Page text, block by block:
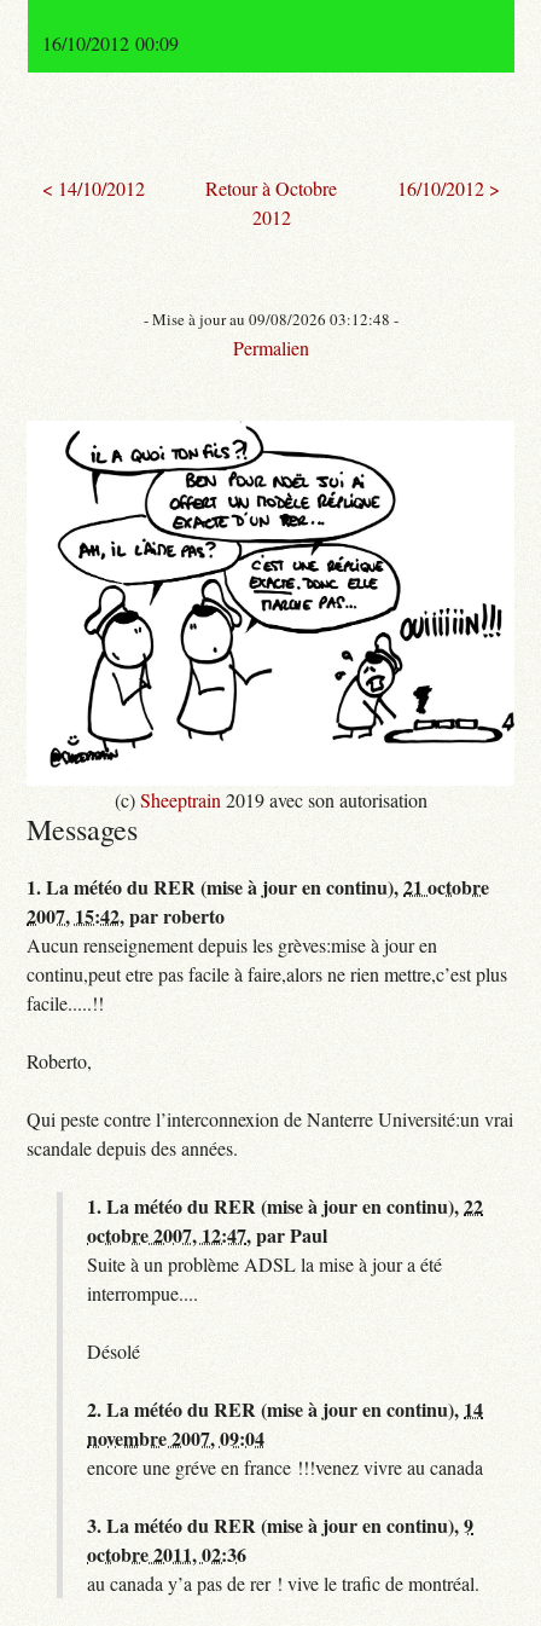
16/10/2012 00:09
< 14/10/2012
Retour à Octobre
2012
16/10/2012 >
- Mise à jour au 09/08/2026 03:12:48 -
Permalien
(c)Sheeptrain 2019 avec son autorisation
Messages
1.La météo du RER (mise à jour en continu),21 octobre
2007, 15:42,parroberto
Aucun renseignement depuis les grèves:mise à jour en
continu,peut etre pas facile à faire,alors ne rien mettre,c’est plus
facile.....!!
Roberto,
Qui peste contre l’interconnexion de Nanterre Université:un vrai
scandale depuis des années.
1.La météo du RER (mise à jour en continu),22
octobre 2007, 12:47,parPaul
Suite à un problème ADSL la mise à jour a été
interrompue....
Désolé
2.La météo du RER (mise à jour en continu), 14
novembre 2007, 09:04
encore une gréve en france !!!venez vivre au canada
3.La météo du RER (mise à jour en continu),9
octobre 2011, 02:36
au canada y’a pas de rer ! vive le trafic de montréal.